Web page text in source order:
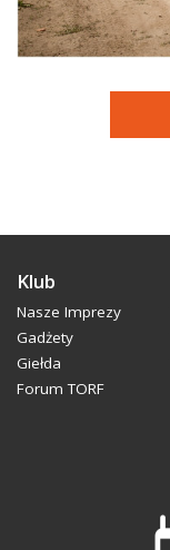
Klub
Nasze Imprezy
Gadżety
Giełda
Forum TORF